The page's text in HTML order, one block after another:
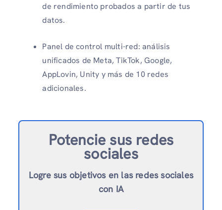
de rendimiento probados a partir de tus
datos.
Panel de control multi-red: análisis
unificados de Meta, TikTok, Google,
AppLovin, Unity y más de 10 redes
adicionales.
Potencie sus redes
sociales
Logre sus objetivos en las redes sociales
con IA